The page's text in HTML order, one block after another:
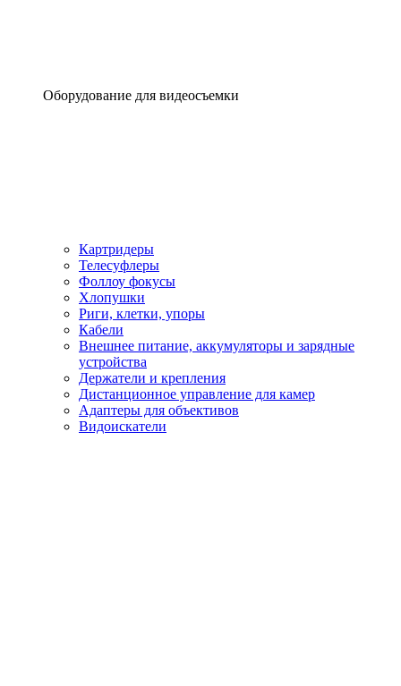
Оборудование для видеосъемки
Картридеры
Телесуфлеры
Фоллоу фокусы
Хлопушки
Риги, клетки, упоры
Кабели
Внешнее питание, аккумуляторы и зарядные
устройства
Держатели и крепления
Дистанционное управление для камер
Адаптеры для объективов
Видоискатели